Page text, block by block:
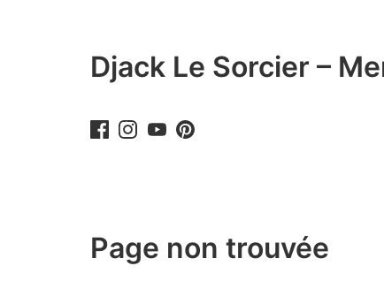
Djack Le Sorcier –
Page non trouvée